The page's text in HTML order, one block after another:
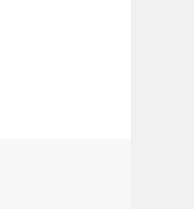
2 ou midjourney en